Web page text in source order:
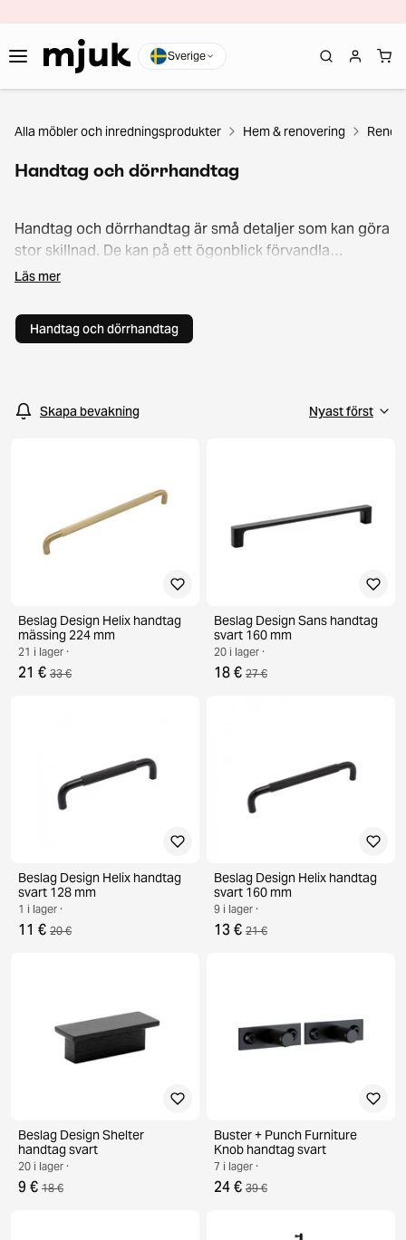
Sverige
Alla möbler och inredningsprodukter Hem & renovering
Handtag och dörrhandtag
Handtag och dörrhandtag är små detaljer som kan göra
stor skillnad. De kan på ett ögonblick förvandla
utseendet på ett skåp, en byrå eller en dörr. I vårt
handtag till klassiska modeller. Utforska vårt urval och
ge köket, badrummet eller hallen ett enkelt lyft.
Läs mer
Handtag och dörrhandtag
Skapa bevakning
Beslag Design Helix handtag
mässing 224 mm
21 i lager ·
21 € 33 €
Beslag Design Sans handtag
svart 160 mm
20 i lager ·
18 € 27 €
Beslag Design Helix handtag
svart 128 mm
1 i lager ·
11 € 20 €
Beslag Design Helix handtag
svart 160 mm
9 i lager ·
13 € 21 €
Beslag Design Shelter
handtag svart
20 i lager ·
9 € 18 €
Buster + Punch Furniture
Knob handtag svart
7 i lager ·
24 € 39 €